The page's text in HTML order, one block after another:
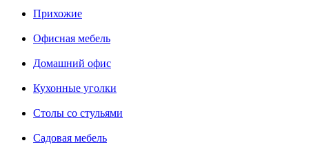
Прихожие
Офисная мебель
Домашний офис
Кухонные уголки
Столы со стульями
Садовая мебель